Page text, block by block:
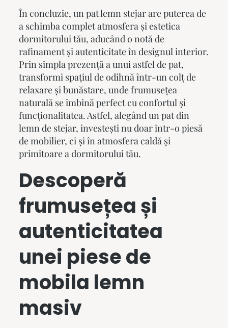
În concluzie, unpat lemn stejarare puterea de
a schimba complet atmosfera și estetica
dormitorului tău, aducând o notă de
rafinament și autenticitate în designul interior.
Prin simpla prezență a unui astfel de pat,
transformi spațiul de odihnă într-un colț de
relaxare și bunăstare, unde frumusețea
naturală se îmbină perfect cu confortul și
funcționalitatea. Astfel, alegând un pat din
lemn de stejar, investești nu doar într-o piesă
de mobilier, ci și în atmosfera caldă și
primitoare a dormitorului tău.
Descoperă
frumusețea și
autenticitatea
unei piese de
mobila lemn
masiv